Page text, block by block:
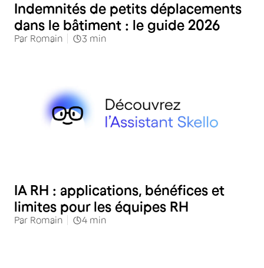
Indemnités de petits déplacements
dans le bâtiment : le guide 2026
Par Romain 3 min
IA RH : applications, bénéfices et
limites pour les équipes RH
Par Romain 4 min